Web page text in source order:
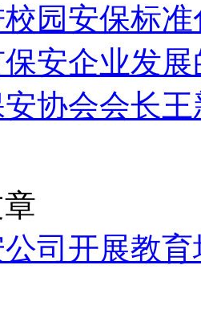
园安保标
安企业发
协会会长
司开展教